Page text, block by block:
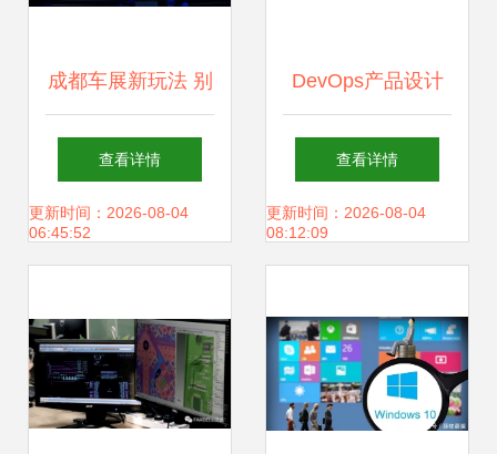
成都车展新玩法 别
只看豪车，快来玩
转2021款哈弗
技
查看详情
更新时间：2026-08-04
06:45:52
DevOps产品设计
与研发中，我曾犯
过的6个错误
查看详情
更新时间：2026-08-04
08:12:09